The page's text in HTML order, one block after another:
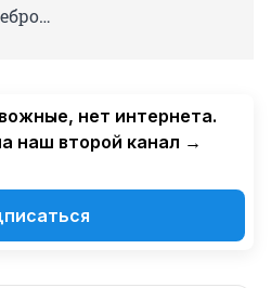
нет интернета.
наш второй канал →